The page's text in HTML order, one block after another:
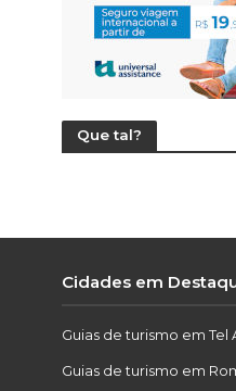
Que tal?
Cidades em
Guias de turismo em Tel
Guias de turismo em